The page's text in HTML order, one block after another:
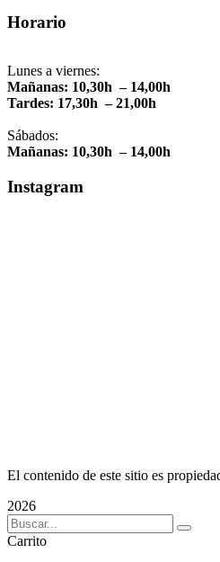
Horario
Lunes a viernes:
Mañanas: 10,30h – 14,00h
Tardes: 17,30h – 21,00h
Sábados:
Mañanas: 10,30h – 14,00h
Instagram
El contenido de este sitio es
2026
Carrito